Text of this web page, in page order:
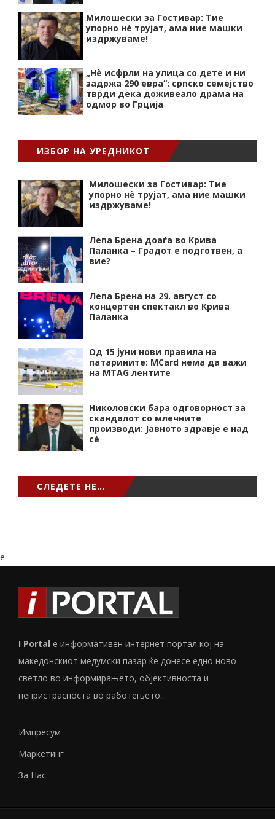
Милошески за Гостивар: Тие
упорно нѐ трујат, ама ние машки
издржуваме!
„Нѐ исфрли на улица со дете и ни
задржа 290 евра“: српско семејство
тврди дека доживеало драма на
одмор во Грција
ИЗБОР НА УРЕДНИКОТ
Милошески за Гостивар: Тие
упорно нѐ трујат, ама ние машки
издржуваме!
Лепа Брена доаѓа во Крива
Паланка – Градот е подготвен, а
вие?
Лепа Брена на 29. август со
концертен спектакл во Крива
Паланка
Од 15 јуни нови правила на
патарините: MCard нема да важи
на MTAG лентите
Николовски бара одговорност за
скандалот со млечните
производи: Јавното здравје е над
сѐ
СЛЕДЕТЕ НЕ…
e
I Portal е информативен интернет портал кој на
македонскиот медумски пазар ќе донесе едно ново
светло во информирањето, објективноста и
непристрасноста во работењето...
Импресум
Маркетинг
За Нас